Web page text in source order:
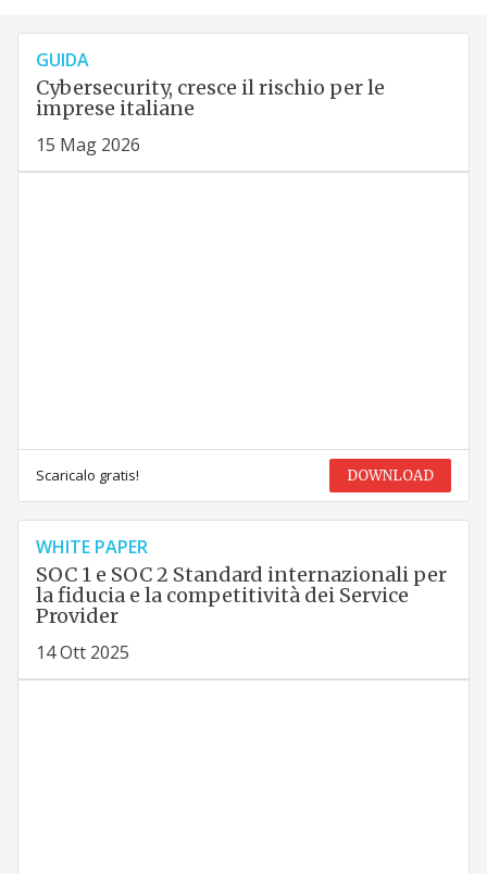
GUIDA
Cybersecurity, cresce il rischio per le
imprese italiane
15 Mag 2026
Scaricalo gratis! DOWNLOAD
WHITE PAPER
SOC 1 e SOC 2 Standard internazionali per
la fiducia e la competitività dei Service
Provider
14 Ott 2025